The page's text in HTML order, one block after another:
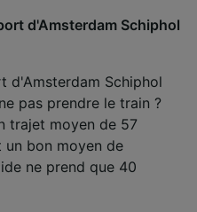
d'Amsterdam Schiphol
d'Amsterdam Schiphol
pas prendre le train ?
trajet moyen de 57
un bon moyen de
ne prend que 40